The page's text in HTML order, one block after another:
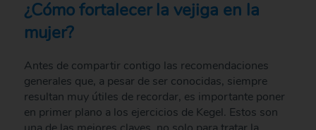
¿Cómo fortalecer la vejiga en la
mujer?
Antes de compartir contigo las recomendaciones
generales que, a pesar de ser conocidas, siempre
resultan muy útiles de recordar, es importante poner
en primer plano a los ejercicios de Kegel. Estos son